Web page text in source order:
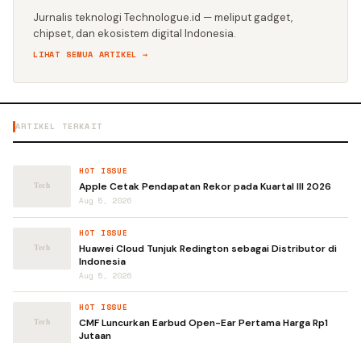
Jurnalis teknologi Technologue.id — meliput gadget,
chipset, dan ekosistem digital Indonesia.
LIHAT SEMUA ARTIKEL →
ARTIKEL TERKAIT
HOT ISSUE
Apple Cetak Pendapatan Rekor pada Kuartal III 2026
Aug 5, 2026
HOT ISSUE
Huawei Cloud Tunjuk Redington sebagai Distributor di
Indonesia
Aug 5, 2026
HOT ISSUE
CMF Luncurkan Earbud Open-Ear Pertama Harga Rp1
Jutaan